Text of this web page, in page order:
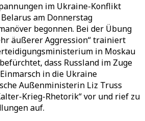
im Ukraine-Konflikt
am Donnerstag
begonnen. Bei der Übung
äußerer Aggression“ trainiert
in Moskau
dass Russland im Zuge
in die Ukraine
Außenministerin Liz Truss
Krieg-Rhetorik“ vor und rief zu
auf.